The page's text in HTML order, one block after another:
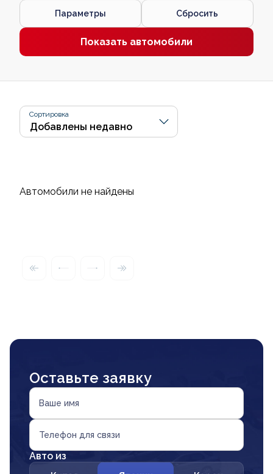
Параметры Сбросить
Показать автомобили
Сортировка
Автомобили не найдены
Оставьте заявку
Ваше имя
Телефон для связи
Авто из